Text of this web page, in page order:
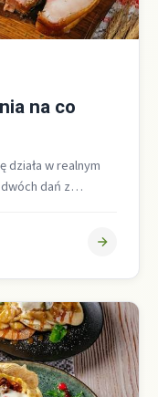
na co
działa w realnym
dań z